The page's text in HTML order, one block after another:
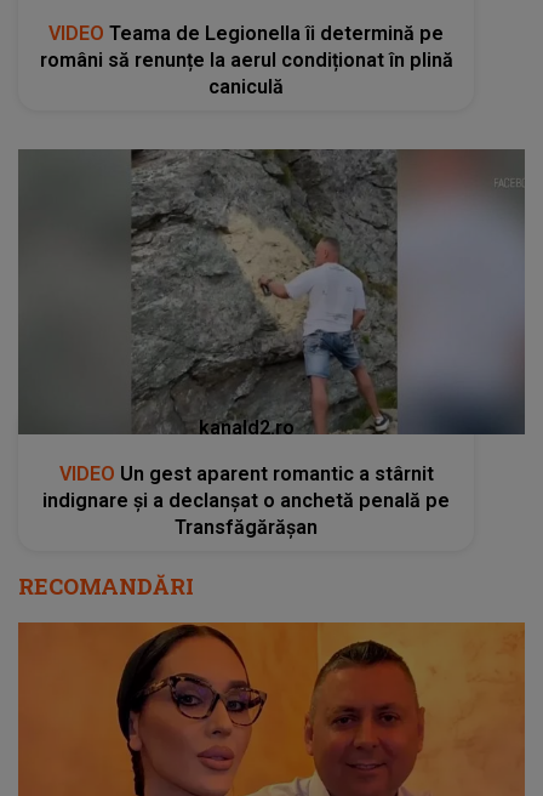
VIDEO Teama de Legionella îi determină pe
români să renunțe la aerul condiționat în plină
caniculă
kanald2.ro
VIDEO Un gest aparent romantic a stârnit
indignare și a declanșat o anchetă penală pe
Transfăgărășan
RECOMANDĂRI